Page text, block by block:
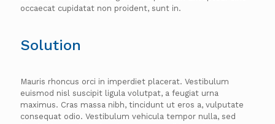
occaecat cupidatat non proident, sunt in.
Solution
Mauris rhoncus orci in imperdiet placerat. Vestibulum
euismod nisl suscipit ligula volutpat, a feugiat urna
maximus. Cras massa nibh, tincidunt ut eros a, vulputate
consequat odio. Vestibulum vehicula tempor nulla, sed